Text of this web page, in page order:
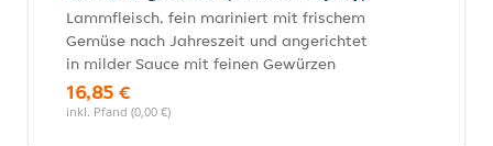
Lammfleisch, fein mariniert mit frischem
Gemüse nach Jahreszeit und angerichtet
in milder Sauce mit feinen Gewürzen
16,85 €
inkl. Pfand (0,00 €)